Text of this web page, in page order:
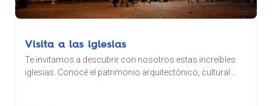
Visita a las iglesias
Te invitamos a descubrir con nosotros estas increíbles
iglesias. Conocé el patrimonio arquitectónico, cultural...